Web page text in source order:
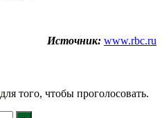
Источник: www.rbc.ru
для того, чтобы проголосовать.